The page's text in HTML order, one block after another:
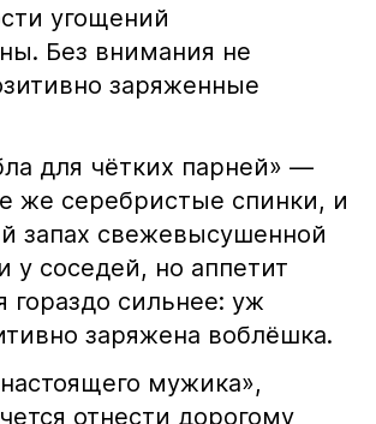
угощений
Без внимания не
заряженные
для чётких парней» —
же серебристые спинки, и
запах свежевысушенной
у соседей, но аппетит
гораздо сильнее: уж
заряжена воблёшка.
мужика»,
отнести дорогому